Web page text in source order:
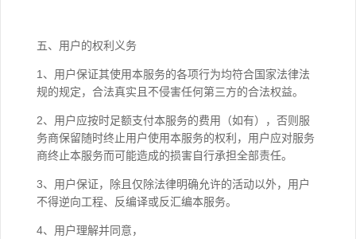
五、用户的权利义务
1、用户保证其使用本服务的各项行为均符合国家法律法
规的规定，合法真实且不侵害任何第三方的合法权益。
2、用户应按时足额支付本服务的费用（如有），否则服
务商保留随时终止用户使用本服务的权利，用户应对服务
商终止本服务而可能造成的损害自行承担全部责任。
3、用户保证，除且仅除法律明确允许的活动以外，用户
不得逆向工程、反编译或反汇编本服务。
4、用户理解并同意，